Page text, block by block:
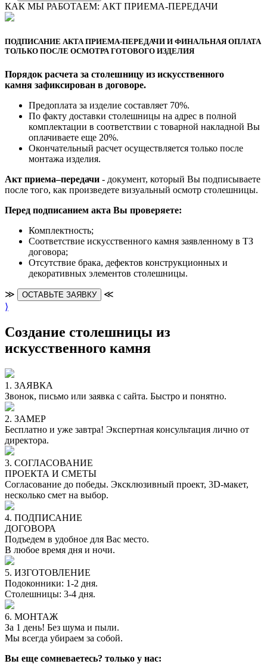
КАК МЫ РАБОТАЕМ: АКТ ПРИЕМА-ПЕРЕДАЧИ
ПОДПИСАНИЕ АКТА ПРИЕМА-ПЕРЕДАЧИ И ФИНАЛЬНАЯ ОПЛАТА
ТОЛЬКО ПОСЛЕ ОСМОТРА ГОТОВОГО ИЗДЕЛИЯ
Порядок расчета за столешницу из искусственного
камня зафиксирован в договоре.
Предоплата за изделие составляет 70%.
По факту доставки столешницы на адрес в полной
комплектации в соответствии с товарной накладной Вы
оплачиваете еще 20%.
Окончательный расчет осуществляется только после
монтажа изделия.
Акт приема–передачи - документ, который Вы подписываете
после того, как произведете визуальный осмотр столешницы.
Перед подписанием акта Вы проверяете:
Комплектность;
Cоответствие искусственного камня заявленному в ТЗ
договора;
Отсутствие брака, дефектов конструкционных и
декоративных элементов столешницы.
≫ ОСТАВЬТЕ ЗАЯВКУ
≪
⟩
Создание столешницы из
искусственного камня
1. ЗАЯВКА
Звонок, письмо или заявка с сайта. Быстро и понятно.
2. ЗАМЕР
Бесплатно и уже завтра! Экспертная консультация лично от
директора.
3. СОГЛАСОВАНИЕ
ПРОЕКТА И СМЕТЫ
Согласование до победы. Эксклюзивный проект, 3D-макет,
несколько смет на выбор.
4. ПОДПИСАНИЕ
ДОГОВОРА
Подъедем в удобное для Вас место.
В любое время дня и ночи.
5. ИЗГОТОВЛЕНИЕ
Подоконники: 1-2 дня.
Столешницы: 3-4 дня.
6. МОНТАЖ
За 1 день! Без шума и пыли.
Мы всегда убираем за собой.
Вы еще сомневаетесь? только у нас: